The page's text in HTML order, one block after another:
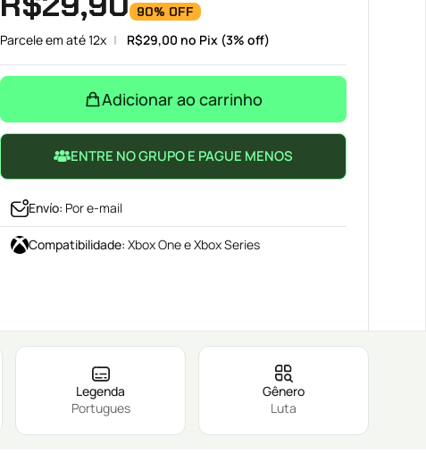
90% OFF
Parcele em até 12x R$29,00 no Pix (3% off)
Adicionar ao carrinho
ENTRE NO GRUPO E PAGUE MENOS
Envío: Por e-mail
Compatibilidade: Xbox One e Xbox Series
Legenda
Portugues
Gênero
Luta